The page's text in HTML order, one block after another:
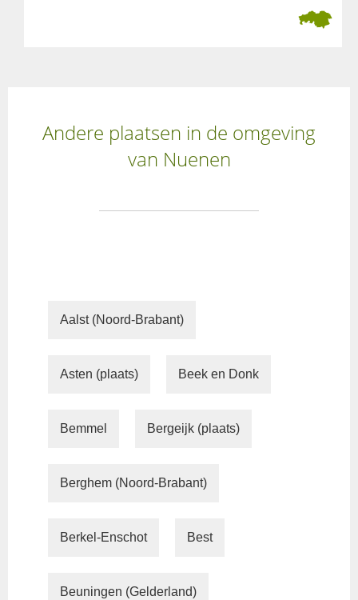
Andere plaatsen in de omgeving
van Nuenen
Aalst (Noord-Brabant)
Asten (plaats) Beek en Donk
Bemmel Bergeijk (plaats)
Berghem (Noord-Brabant)
Berkel-Enschot Best
Beuningen (Gelderland)